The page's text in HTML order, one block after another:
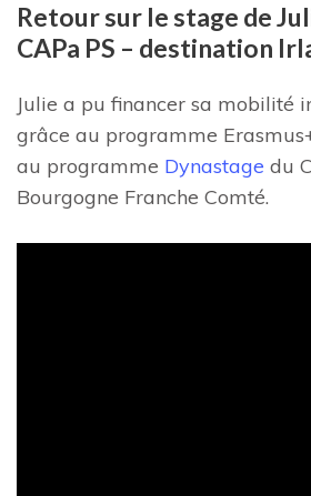
Retour sur le stage de
CAPa PS – destination
Julie a pu financer sa mobilité
grâce au programme
au programme Dynastage du
Bourgogne Franche Comté.